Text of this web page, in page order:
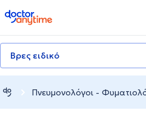
doctoranytime
Βρες ειδικό
Πνευμονολόγοι -